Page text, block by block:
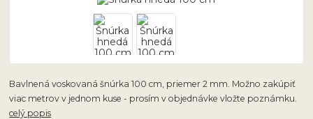
Bavlnená voskovaná šnúrka 100 cm, priemer 2 mm. Možno zakúpiť
viac metrov v jednom kuse - prosím v objednávke vložte poznámku.
celý popis